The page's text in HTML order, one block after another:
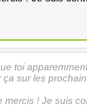
toi
ça sur les
mercis ! Je suis